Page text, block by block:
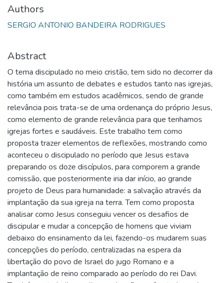
Authors
SERGIO ANTONIO BANDEIRA RODRIGUES
Abstract
O tema discipulado no meio cristão, tem sido no decorrer da
história um assunto de debates e estudos tanto nas igrejas,
como também em estudos acadêmicos, sendo de grande
relevância pois trata-se de uma ordenança do próprio Jesus,
como elemento de grande relevância para que tenhamos
igrejas fortes e saudáveis. Este trabalho tem como
proposta trazer elementos de reflexões, mostrando como
aconteceu o discipulado no período que Jesus estava
preparando os doze discípulos, para comporem a grande
comissão, que posteriormente iria dar início, ao grande
projeto de Deus para humanidade: a salvação através da
implantação da sua igreja na terra. Tem como proposta
analisar como Jesus conseguiu vencer os desafios de
discipular e mudar a concepção de homens que viviam
debaixo do ensinamento da lei, fazendo-os mudarem suas
concepções do período, centralizadas na espera da
libertação do povo de Israel do jugo Romano e a
implantação de reino comparado ao período do rei Davi.